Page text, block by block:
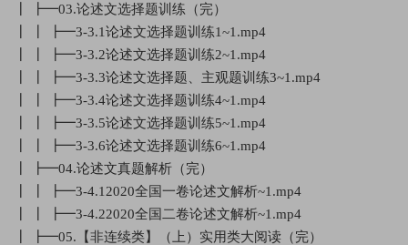
┃ ┣━03.论述文选择题训练（完）
┃ ┃ ┣━3-3.1论述文选择题训练1~1.mp4
┃ ┃ ┣━3-3.2论述文选择题训练2~1.mp4
┃ ┃ ┣━3-3.3论述文选择题、主观题训练3~1.mp4
┃ ┃ ┣━3-3.4论述文选择题训练4~1.mp4
┃ ┃ ┣━3-3.5论述文选择题训练5~1.mp4
┃ ┃ ┣━3-3.6论述文选择题训练6~1.mp4
┃ ┣━04.论述文真题解析（完）
┃ ┃ ┣━3-4.12020全国一卷论述文解析~1.mp4
┃ ┃ ┣━3-4.22020全国二卷论述文解析~1.mp4
┃ ┣━05.【非连续类】（上）实用类大阅读（完）